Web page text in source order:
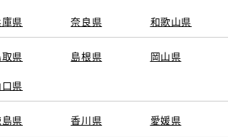
県 奈良県 和歌山県
県 島根県 岡山県
県
県 香川県 愛媛県
施設情報・
サービス